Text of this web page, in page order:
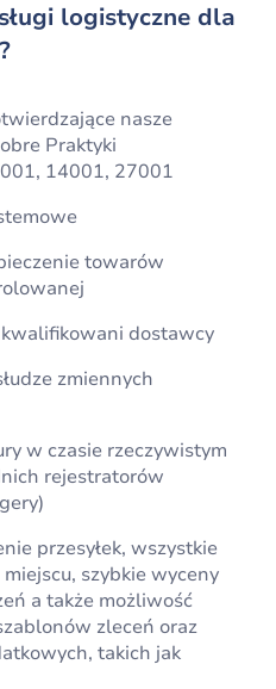
logistyczne dla
nasze
Praktyki
14001, 27001
towarów
dostawcy
zmiennych
w czasie rzeczywistym
rejestratorów
przesyłek, wszystkie
szybkie wyceny
a także możliwość
zleceń oraz
takich jak